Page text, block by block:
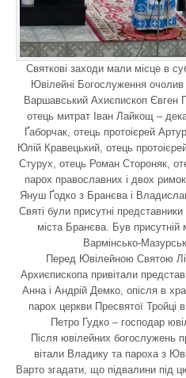
Святкові заходи мали місце в
Ювілейні Богослуження
Варшавський Ахиєпископ Євген
отець митрат Іван Лайкощ –
Ґаборчак, отець протоієрей
Юлій Кравецький, отець
Стурух, отець Роман Стороняк,
парох православних і двох
Януш Ґодко з Бранєва і
Святі були присутні
міста Бранєва. Був
Вармінсько-
Перед Ювілейною Святою
Архиєпископа привітали
Анна і Андрій Демко, опісля в
парох церкви Пресвятої Тройці
Петро Гудко – господар
Після ювілейних богослужень
вітали Владику та пароха з
Варто згадати, що підвалини під